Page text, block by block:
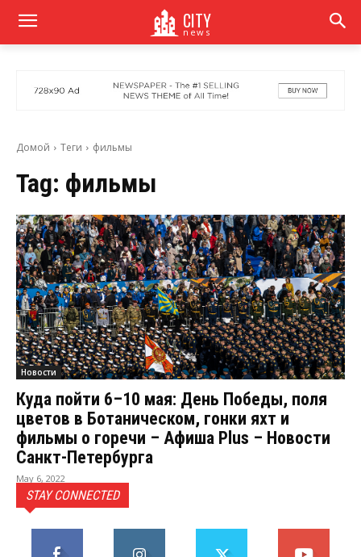
CITY
news
Домой Теги фильмы
Tag: фильмы
Новости
Куда пойти 6–10 мая: День Победы, поля
цветов в Ботаническом, гонки яхт и
фильмы о горечи – Афиша Plus – Новости
Санкт-Петербурга
May 6, 2022
STAY CONNECTED